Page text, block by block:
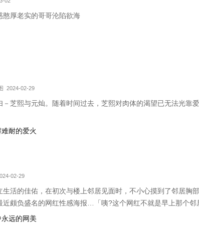
厚老实的哥哥沦陷欲海
2024-02-29
芝熙与元灿。随着时间过去，芝熙对肉体的渴望已无法光靠
耐的爱火
02-29
活的佳佑，在初次与楼上邻居见面时，不小心摸到了邻居胸
近颇负盛名的网红性感海报…「咦?这个网红不就是早上那个邻
远的网美